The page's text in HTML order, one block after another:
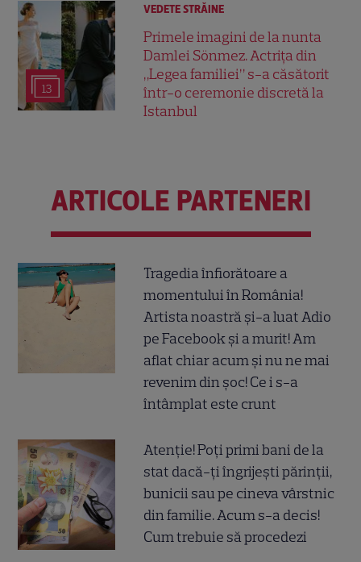
13
VEDETE STRĂINE
Primele imagini de la nunta
Damlei Sönmez. Actrița din
„Legea familiei” s-a căsătorit
într-o ceremonie discretă la
Istanbul
ARTICOLE PARTENERI
Tragedia înfiorătoare a
momentului în România!
Artista noastră și-a luat Adio
pe Facebook și a murit! Am
aflat chiar acum și nu ne mai
revenim din șoc! Ce i s-a
întâmplat este crunt
Atenție! Poți primi bani de la
stat dacă-ți îngrijești părinții,
bunicii sau pe cineva vârstnic
din familie. Acum s-a decis!
Cum trebuie să procedezi